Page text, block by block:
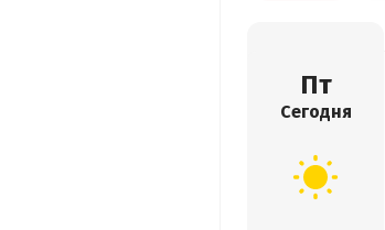
Пт
Сегодня